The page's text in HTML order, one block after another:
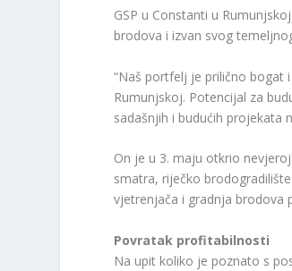
GSP u Constanti u
brodova i izvan svog
“Naš portfelj je prilično bogat
Rumunjskoj. Potencijal za
sadašnjih i budućih projekata
On je u 3. maju otkrio
smatra, riječko
vjetrenjača i gradnja brodova
Povratak profitabilnosti
Na upit koliko je poznato s